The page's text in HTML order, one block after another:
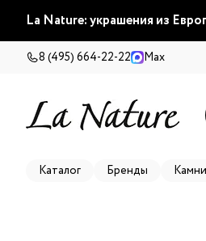
La Nature: украшения из
8 (495) 664-22-22 Max
Каталог Бренды